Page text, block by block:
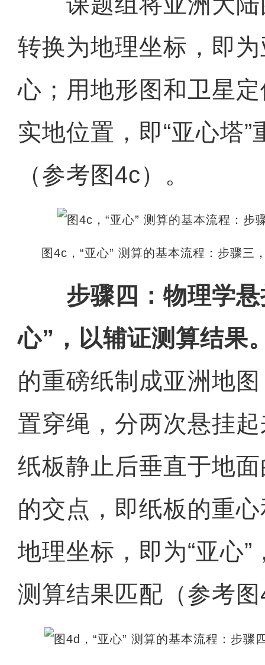
转换为地理坐标，即
心；用地形图和卫星
实地位置，即“亚心塔
（参考图4c）。
图4c，“亚心” 测算的基本流程：步骤三
步骤四：物理学
心”，以辅证测算结果
的重磅纸制成亚洲地
置穿绳，分两次悬挂
纸板静止后垂直于地
的交点，即纸板的重
地理坐标，即为“亚心
测算结果匹配（参考